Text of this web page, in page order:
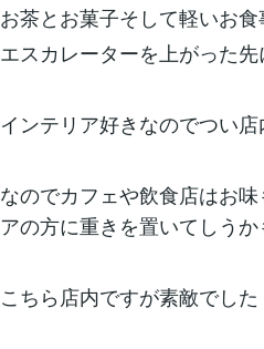
お茶とお菓子そして軽いお
エスカレーターを上がった
インテリア好きなのでつい
なのでカフェや飲食店はお
アの方に重きを置いてしうか
こちら店内ですが素敵でした